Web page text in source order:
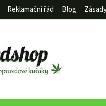
Reklamační řád Blog